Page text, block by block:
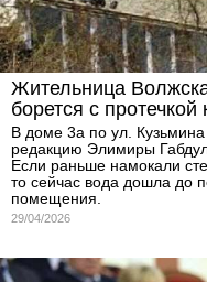
Жительница
борется с
В доме 3а по ул.
редакцию Элимиры
Если раньше намокали
то сейчас вода дошла до
помещения.
29/04/2026